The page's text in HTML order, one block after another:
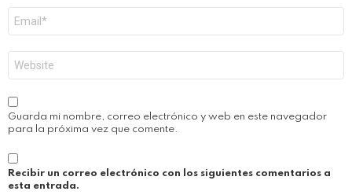
electrónico
*
Guarda mi nombre, correo electrónico y web en este navegador
para la próxima vez que comente.
Recibir un correo electrónico con los siguientes comentarios a
esta entrada.